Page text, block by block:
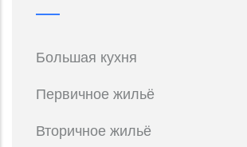
Большая кухня
Первичное жильё
Вторичное жильё